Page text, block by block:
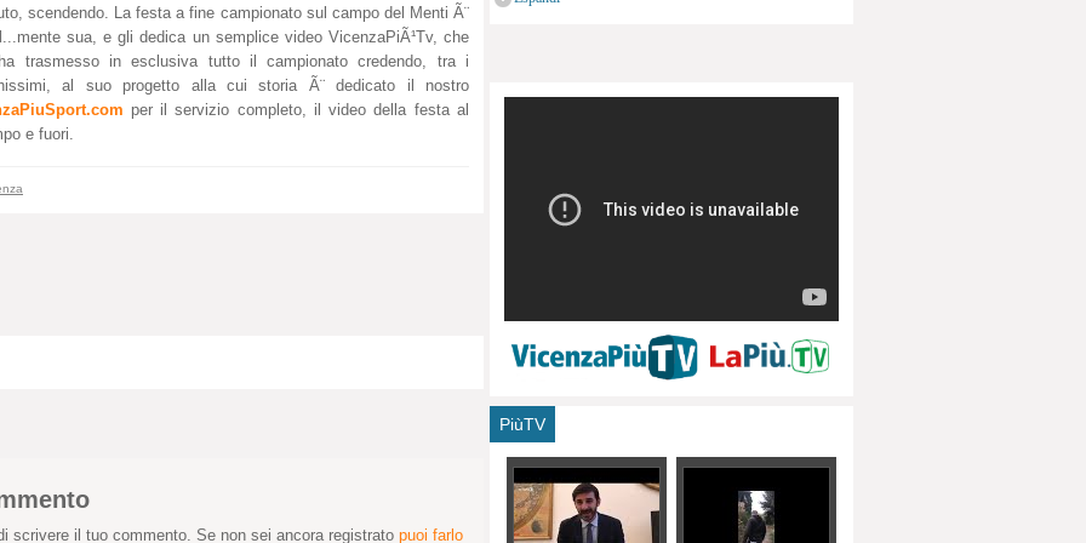
scendendo. La festa a fine campionato sul campo del Menti Ã¨
sua, e gli dedica un semplice video VicenzaPiÃ¹Tv, che
trasmesso in esclusiva tutto il campionato credendo, tra i
al suo progetto alla cui storia Ã¨ dedicato il nostro
per il servizio completo, il video della festa al
e fuori.
scrivere il tuo commento. Se non sei ancora registrato puoi farlo
PiùTV